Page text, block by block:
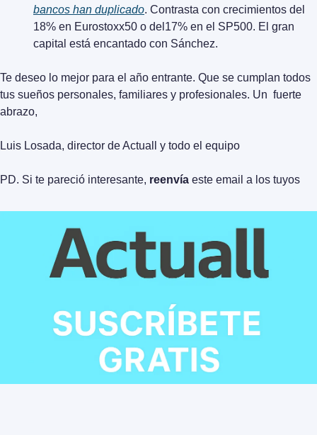
bancos han duplicado. Contrasta con crecimientos del
18% en Eurostoxx50 o del17% en el SP500. El gran
capital está encantado con Sánchez.
Te deseo lo mejor para el año entrante. Que se cumplan todos
tus sueños personales, familiares y profesionales. Un  fuerte
abrazo,
Luis Losada, director de Actuall y todo el equipo
PD. Si te pareció interesante, reenvía este email a los tuyos